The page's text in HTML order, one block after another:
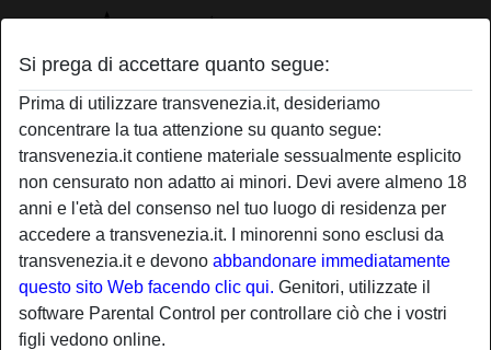
Si prega di accettare quanto segue:
Prima di utilizzare transvenezia.it, desideriamo
concentrare la tua attenzione su quanto segue:
transvenezia.it contiene materiale sessualmente esplicito
non censurato non adatto ai minori. Devi avere almeno 18
anni e l'età del consenso nel tuo luogo di residenza per
accedere a transvenezia.it. I minorenni sono esclusi da
transvenezia.it e devono abbandonare immediatamente
questo sito Web facendo clic qui. Genitori, utilizzate il
software Parental Control per controllare ciò che i vostri
figli vedono online.
Profilo di lara89